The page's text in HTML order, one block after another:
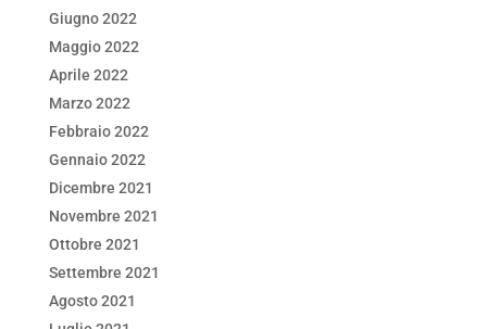
Giugno 2022
Maggio 2022
Aprile 2022
Marzo 2022
Febbraio 2022
Gennaio 2022
Dicembre 2021
Novembre 2021
Ottobre 2021
Settembre 2021
Agosto 2021